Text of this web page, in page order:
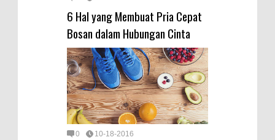
6 Hal yang Membuat Pria Cepat
Bosan dalam Hubungan Cinta
0 10-18-2016